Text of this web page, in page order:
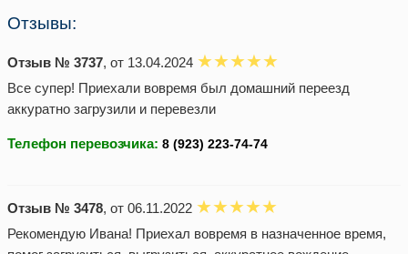
Отзывы:
Отзыв № 3737, от 13.04.2024
Все супер! Приехали вовремя был домашний переезд
аккуратно загрузили и перевезли
Телефон перевозчика:
Отзыв № 3478, от 06.11.2022
Рекомендую Ивана! Приехал вовремя в назначенное время,